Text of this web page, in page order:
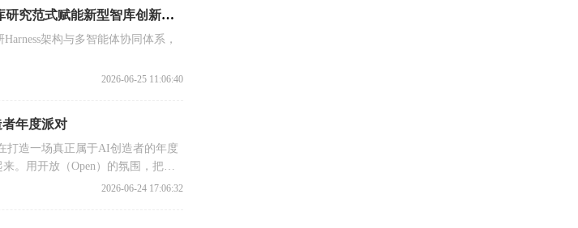
【人工智能】XThinkTank架构升级：以可信AI重塑智库研究范式赋能新型智库创新发展
架构与多智能体协同体系，
2026-06-25 11:06:40
年度派对
打造一场真正属于AI创造者的年度
。用开放（Open）的氛围，把伙
2026-06-24 17:06:32